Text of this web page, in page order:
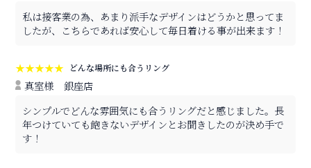
私は接客業の為、あまり派手なデザインはどうかと思ってま
したが、こちらであれば安心して毎日着ける事が出来ます！
★★★★★ どんな場所にも合うリング
真室様
銀座店
シンプルでどんな雰囲気にも合うリングだと感じました。長
年つけていても飽きないデザインとお聞きしたのが決め手で
す！